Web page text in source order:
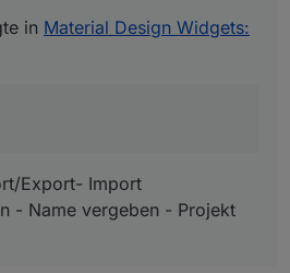
in Material Design Widgets:
Export- Import
- Name vergeben - Projekt